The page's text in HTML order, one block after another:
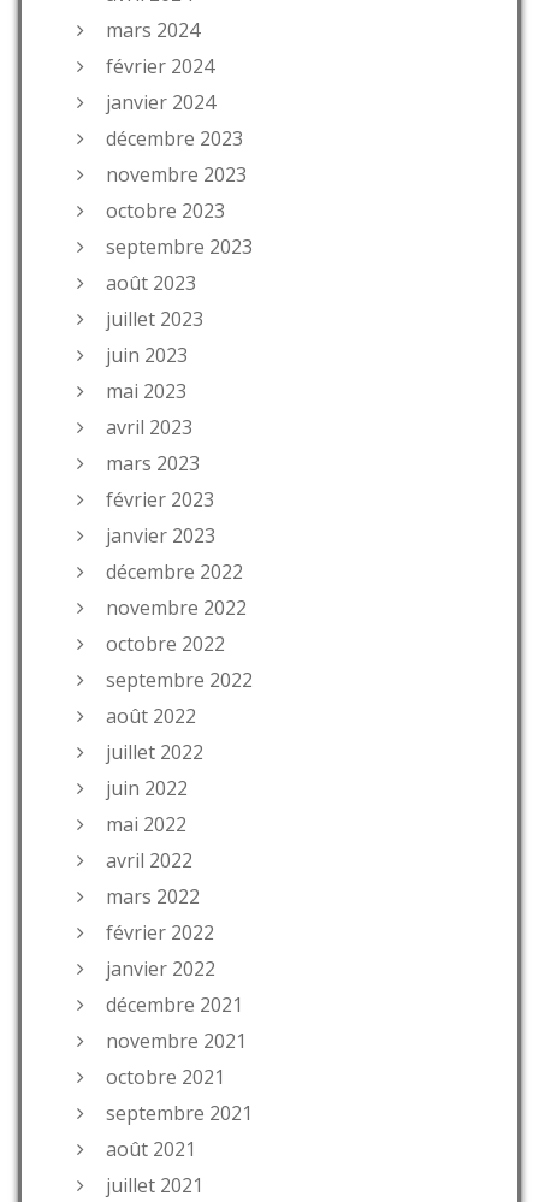
mars 2024
février 2024
janvier 2024
décembre 2023
novembre 2023
octobre 2023
septembre 2023
août 2023
juillet 2023
juin 2023
mai 2023
avril 2023
mars 2023
février 2023
janvier 2023
décembre 2022
novembre 2022
octobre 2022
septembre 2022
août 2022
juillet 2022
juin 2022
mai 2022
avril 2022
mars 2022
février 2022
janvier 2022
décembre 2021
novembre 2021
octobre 2021
septembre 2021
août 2021
juillet 2021